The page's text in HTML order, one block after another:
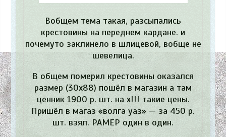
Вобщем тема такая, разсыпались
крестовины на переднем кардане. и
почемуто заклинело в шлицевой, вобще не
шевелица.
В общем померил крестовины оказался
размер (30х88) пошёл в магазин а там
ценник 1900 р. шт. на х!!! такие цены.
Пришёл в магаз «волга уаз» — за 450 р.
шт. взял. РАМЕР один в один.